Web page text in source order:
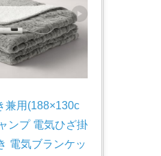
兼用(188×130c
ンプ 電気ひざ掛
電気ブランケッ